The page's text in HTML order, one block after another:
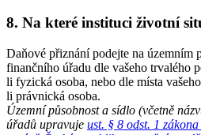
8. Na které instituci životní
Daňové přiznání podejte na územním
finančního úřadu dle vašeho trvalého
li fyzická osoba, nebo dle místa
li právnická osoba.
Územní působnost a sídlo (včetně
úřadů upravuje ust. § 8 odst. 1